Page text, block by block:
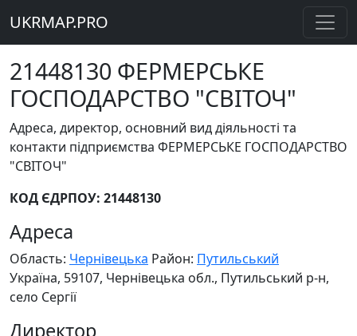
UKRMAP.PRO
21448130 ФЕРМЕРСЬКЕ
ГОСПОДАРСТВО "СВІТОЧ"
Адреса, директор, основний вид діяльності та
контакти підприємства ФЕРМЕРСЬКЕ ГОСПОДАРСТВО
"СВІТОЧ"
КОД ЄДРПОУ: 21448130
Адреса
Область: Чернівецька Район: Путильський
Україна, 59107, Чернівецька обл., Путильський р-н,
село Сергії
Директор